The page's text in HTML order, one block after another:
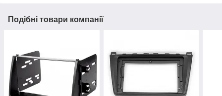
Подібні товари компанії